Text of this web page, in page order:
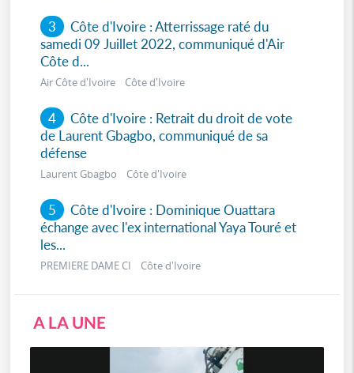
3 Côte d'Ivoire : Atterrissage raté du
samedi 09 Juillet 2022, communiqué d'Air
Côte d...
Air Côte d'Ivoire Côte d'Ivoire
4 Côte d'Ivoire : Retrait du droit de vote
de Laurent Gbagbo, communiqué de sa
défense
Laurent Gbagbo Côte d'Ivoire
5 Côte d'Ivoire : Dominique Ouattara
échange avec l'ex international Yaya Touré et
les...
PREMIERE DAME CI Côte d'Ivoire
A LA UNE